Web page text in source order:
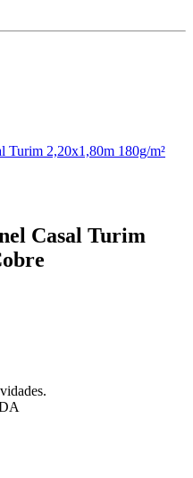
Turim 2,20x1,80m 180g/m²
Casal Turim